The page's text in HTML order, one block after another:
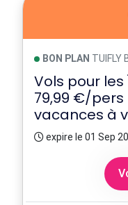
BON PLAN TUIFLY
Vols pour
79,99 €/
vacances à
expire le 01 Sep